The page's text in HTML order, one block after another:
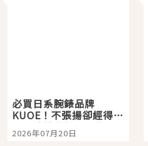
必買日系腕錶品牌
KUOE！不張揚卻經得起
時間洗鍊的經典之作五
選
2026年07月20日